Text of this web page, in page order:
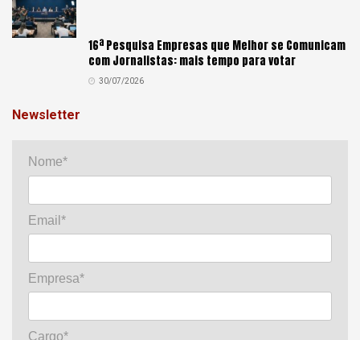
16ª Pesquisa Empresas que Melhor se Comunicam
com Jornalistas: mais tempo para votar
30/07/2026
Newsletter
Nome*
Email*
Empresa*
Cargo*